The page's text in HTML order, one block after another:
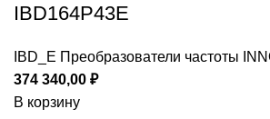
IBD164P43E
IBD_E Преобразователи частоты
374 340,00 ₽
В корзину